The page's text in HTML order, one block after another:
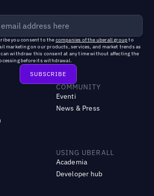
you consent to the companies of the uberall groupto
marketing on our products, services, and market trends as
can withdraw this consent at any time without affecting the
before its withdrawal.
COMMUNITY
Eventi
News & Press
USING UBERALL
Academia
Developer hub